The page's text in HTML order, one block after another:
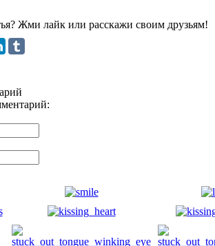
Жми лайк или расскажи своим друзьям!